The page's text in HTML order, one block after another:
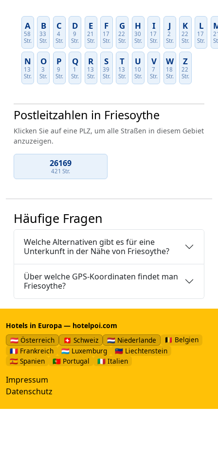
A
58
Str.
B
33
Str.
C
4
Str.
D
9
Str.
E
21
Str.
F
17
Str.
G
22
Str.
H
30
Str.
I
17
Str.
J
2
Str.
K
22
Str.
L
17
Str.
N
13
Str.
O
3
Str.
P
9
Str.
Q
1
Str.
R
13
Str.
S
39
Str.
T
13
Str.
U
10
Str.
V
7
Str.
W
18
Str.
Z
22
Str.
Postleitzahlen in Friesoythe
Klicken Sie auf eine PLZ, um alle Straßen in diesem Gebiet
anzuzeigen.
26169
421 Str.
Häufige Fragen
Welche Alternativen gibt es für eine
Unterkunft in der Nähe von Friesoythe?
Über welche GPS-Koordinaten findet man
Friesoythe?
Hotels in Europa — hotelpoi.com
🇦🇹 Österreich
🇨🇭 Schweiz 🇳🇱 Niederlande
🇧🇪 Belgien
🇫🇷 Frankreich
🇱🇺 Luxemburg
🇱🇮 Liechtenstein
🇪🇸 Spanien
🇵🇹 Portugal 🇮🇹 Italien
Impressum
Datenschutz